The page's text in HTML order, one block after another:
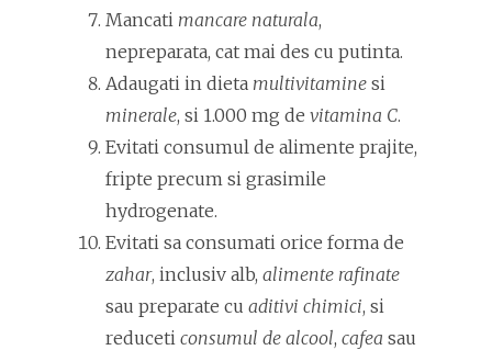
Mancati mancare naturala,
nepreparata, cat mai des cu putinta.
Adaugati in dieta multivitamine si
minerale, si 1.000 mg de vitamina C.
Evitati consumul de alimente prajite,
fripte precum si grasimile
hydrogenate.
Evitati sa consumati orice forma de
zahar, inclusiv alb, alimente rafinate
sau preparate cu aditivi chimici, si
reduceti consumul de alcool, cafea sau